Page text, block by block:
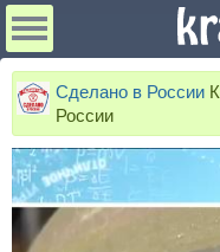
Сделано в России
России